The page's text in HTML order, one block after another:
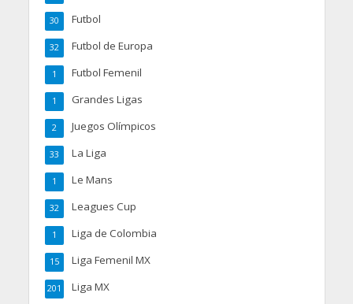
Futbol
30
Futbol de Europa
32
Futbol Femenil
1
Grandes Ligas
1
Juegos Olímpicos
2
La Liga
33
Le Mans
1
Leagues Cup
32
Liga de Colombia
1
Liga Femenil MX
15
Liga MX
201